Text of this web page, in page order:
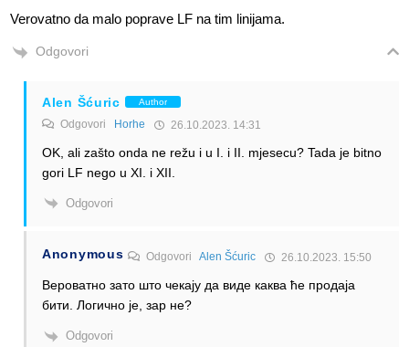
Verovatno da malo poprave LF na tim linijama.
Odgovori
Alen Šćuric Author
Odgovori Horhe 26.10.2023. 14:31
OK, ali zašto onda ne režu i u I. i II. mjesecu? Tada je bitno
gori LF nego u XI. i XII.
Odgovori
Anonymous OdgovoriAlen Šćuric 26.10.2023. 15:50
Вероватно зато што чекају да виде каква ће продаја
бити. Логично је, зар не?
Odgovori